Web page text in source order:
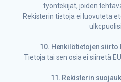
työntekijät, joiden
Rekisterin tietoja ei luovuteta
10. Henkilötietojen siirto
Tietoja tai sen osia ei siirretä
11. Rekisterin